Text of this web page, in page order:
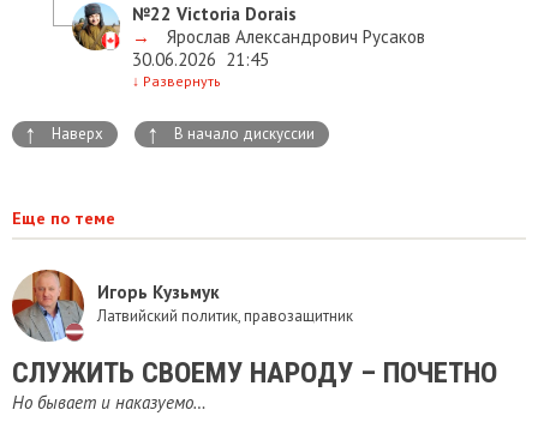
№22 Victoria Dorais
→
Ярослав Александрович Русаков
30.06.2026 21:45
↓ Развернуть
↑ Наверх ↑ В начало дискуссии
Еще по теме
Игорь Кузьмук
Латвийский политик, правозащитник
СЛУЖИТЬ СВОЕМУ НАРОДУ – ПОЧЕТНО
Но бывает и наказуемо…